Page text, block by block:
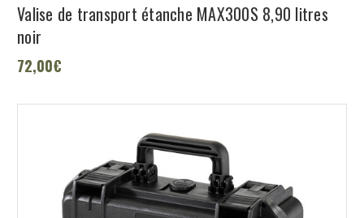
Valise de transport étanche MAX300S 8,90 litres
noir
72,00€